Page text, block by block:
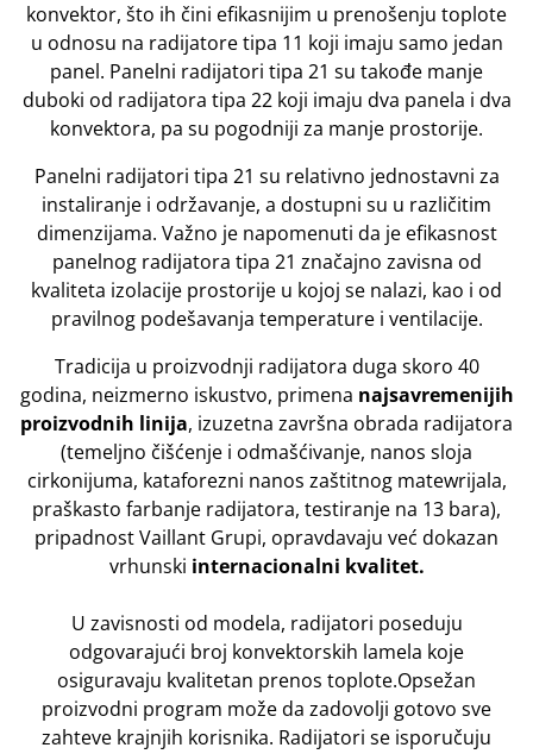
konvektor, što ih čini efikasnijim u prenošenju toplote
u odnosu na radijatore tipa 11 koji imaju samo jedan
panel. Panelni radijatori tipa 21 su takođe manje
duboki od radijatora tipa 22 koji imaju dva panela i dva
konvektora, pa su pogodniji za manje prostorije.
Panelni radijatori tipa 21 su relativno jednostavni za
instaliranje i održavanje, a dostupni su u različitim
dimenzijama. Važno je napomenuti da je efikasnost
panelnog radijatora tipa 21 značajno zavisna od
kvaliteta izolacije prostorije u kojoj se nalazi, kao i od
pravilnog podešavanja temperature i ventilacije.
Tradicija u proizvodnji radijatora duga skoro 40
godina, neizmerno iskustvo, primena najsavremenijih
proizvodnih linija, izuzetna završna obrada radijatora
(temeljno čišćenje i odmašćivanje, nanos sloja
cirkonijuma, kataforezni nanos zaštitnog matewrijala,
praškasto farbanje radijatora, testiranje na 13 bara),
pripadnost Vaillant Grupi, opravdavaju već dokazan
vrhunski internacionalni kvalitet.
U zavisnosti od modela, radijatori poseduju
odgovarajući broj konvektorskih lamela koje
osiguravaju kvalitetan prenos toplote.Opsežan
proizvodni program može da zadovolji gotovo sve
zahteve krajnjih korisnika. Radijatori se isporučuju